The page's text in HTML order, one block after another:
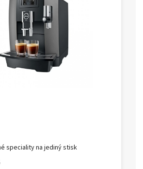
speciality na jediný stisk